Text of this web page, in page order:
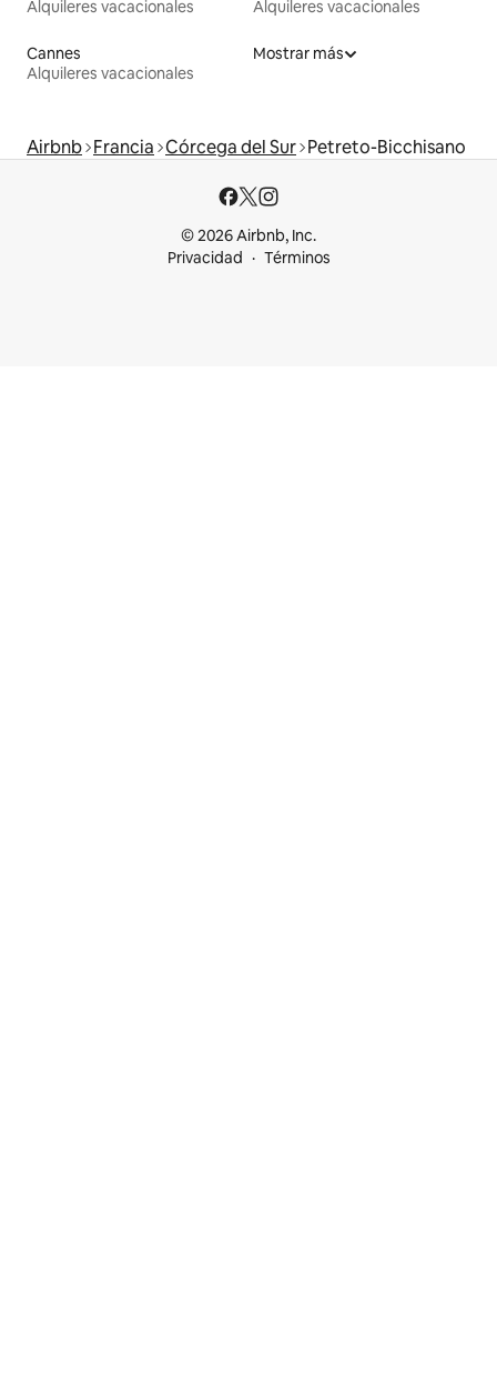
Alquileres vacacionales Alquileres vacacionales
Cannes
Alquileres vacacionales
Mostrar más
Airbnb Francia Córcega del Sur Petreto-Bicchisano
© 2026 Airbnb, Inc.
Privacidad
Términos